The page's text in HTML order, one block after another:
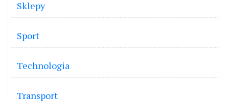
Sklepy
Sport
Technologia
Transport